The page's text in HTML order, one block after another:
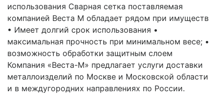
использования Сварная сетка поставляемая
компанией Веста М обладает рядом при имуществ
• Имеет долгий срок использования •
максимальная прочность при минимальном весе; •
возможность обработки защитным слоем
Компания «Веста-М» предлагает услуги доставки
металлоизделий по Москве и Московской области
и в междугородних направлениях по России.